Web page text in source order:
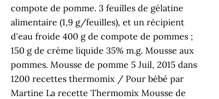
compote de pomme. 3 feuilles de gélatine
alimentaire (1,9 g/feuilles), et un récipient
d'eau froide 400 g de compote de pommes ;
150 g de crème liquide 35% m.g. Mousse aux
pommes. Mousse de pomme 5 Juil, 2015 dans
1200 recettes thermomix / Pour bébé par
Martine La recette Thermomix Mousse de